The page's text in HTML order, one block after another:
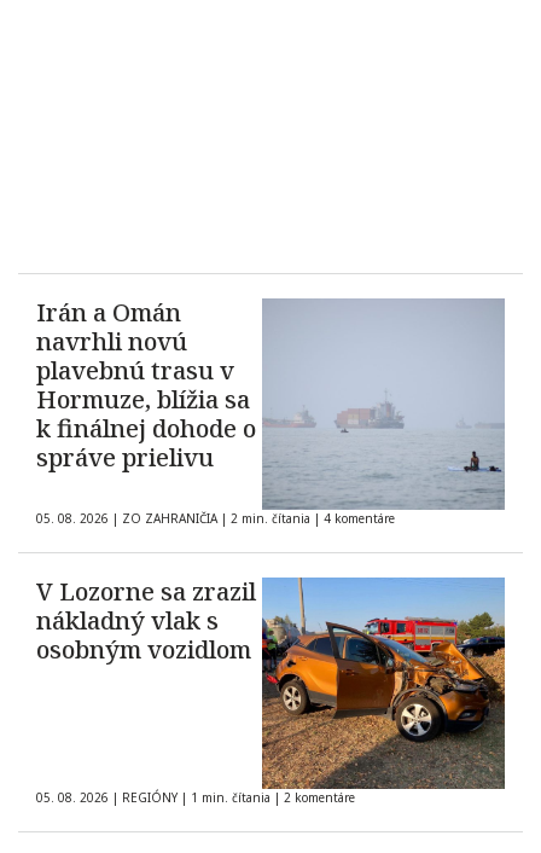
Irán a Omán
navrhli novú
plavebnú trasu v
Hormuze, blížia sa
k finálnej dohode o
správe prielivu
05. 08. 2026 | ZO ZAHRANIČIA | 2 min. čítania | 4 komentáre
V Lozorne sa zrazil
nákladný vlak s
osobným vozidlom
05. 08. 2026 | REGIÓNY | 1 min. čítania | 2 komentáre